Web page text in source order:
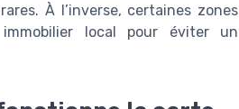
À l’inverse, certaines zones
local pour éviter un